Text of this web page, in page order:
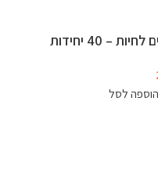
– 40 יחידות
הוספה לסל